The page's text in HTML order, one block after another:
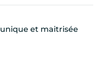
et maitrisée